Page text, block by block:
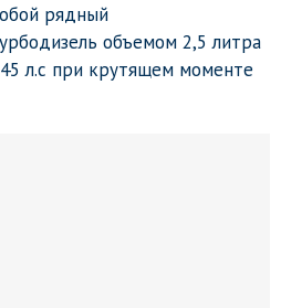
рядный
объемом 2,5 литра
л.с при крутящем моменте